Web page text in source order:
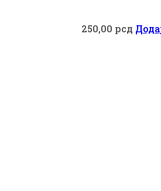
250,00 рсд